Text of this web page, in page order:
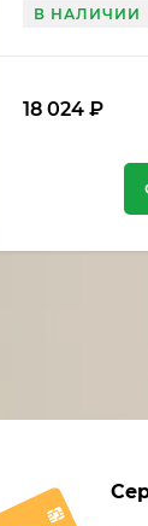
В НАЛИЧИИ
18 024 ₽